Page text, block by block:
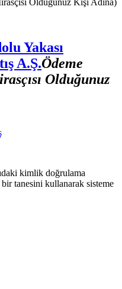
Yakası
A.Ş.Ödeme
Olduğunuz
kimlik doğrulama
tanesini kullanarak sisteme